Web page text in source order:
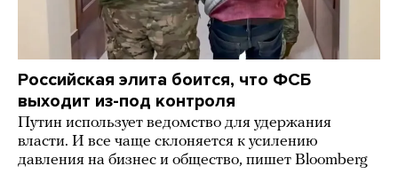
Российская элита боится, что ФСБ
выходит из-под контроля
Путин использует ведомство для удержания
власти. И все чаще склоняется к усилению
давления на бизнес и общество, пишет Bloomberg